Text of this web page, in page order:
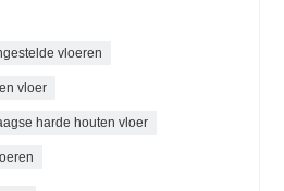
vloeren
vloer
harde houten vloer